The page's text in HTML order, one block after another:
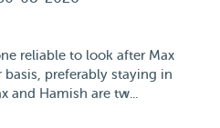
reliable to look after Max
preferably staying in
and Hamish are tw...